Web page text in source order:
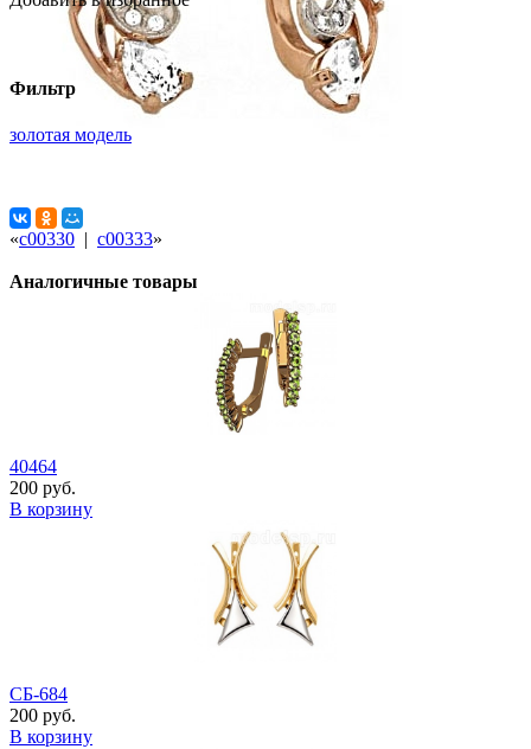
Фильтр
золотая модель
«с00330 | с00333»
Аналогичные товары
40464
200 руб.
В корзину
СБ-684
200 руб.
В корзину